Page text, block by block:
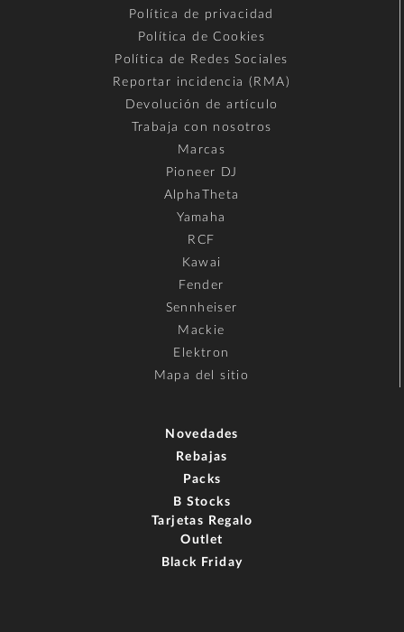
Política de privacidad
Política de Cookies
Política de Redes Sociales
Reportar incidencia (RMA)
Devolución de artículo
Trabaja con nosotros
Marcas
Pioneer DJ
AlphaTheta
Yamaha
RCF
Kawai
Fender
Sennheiser
Mackie
Elektron
Mapa del sitio
Novedades
Rebajas
Packs
B Stocks
Tarjetas Regalo
Outlet
Black Friday